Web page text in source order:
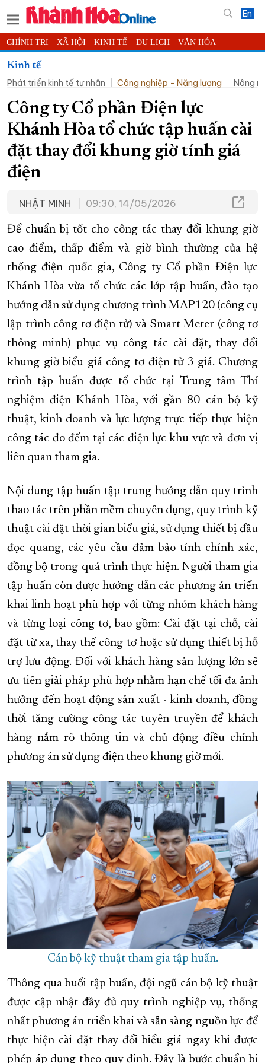
En
CHÍNH TRỊ XÃ HỘI KINH TẾ DU LỊCH VĂN HÓA
THỂ THAO
KHOA HỌC - CÔNG NGHỆ PHÁP LUẬT BẠN ĐỌC PHÓNG SỰ
THẾ GIỚI MULTIMEDIA VIDEO ĐỌC BÁO ONLINE
PODCAST THÔNG TIN - QUẢNG CÁO
QUY HOẠCH TỈNH KHÁNH HÒA
TRƯỜNG SA BIỂN ĐẢO QUÊ HƯƠNG
CHUNG TAY CẢI CÁCH HÀNH CHÍNH
XÂY DỰNG NÔNG THÔN MỚI LỊCH CẮT ĐIỆN
TÀU - XE - MÁY BAY
KỶ NIỆM 370 NĂM XÂY DỰNG VÀ PHÁT TRIỂN TỈNH KHÁNH HÒA
KHOẢNH KHẮC ĐẸP XỨ TRẦM
XÂY DỰNG KHÁNH HÒA TRỞ THÀNH THÀNH PHỐ TRỰC THUỘC
ĐẠI HỘI ĐẢNG CÁC CẤP TRANG CHỦ VỀ BÁO KHÁNH HÒA
Kinh tế
Phát triển kinh tế tư nhân
Công nghiệp - Năng lượng Nông
Công ty Cổ phần Điện lực
Khánh Hòa tổ chức tập huấn cài
đặt thay đổi khung giờ tính giá
điện
NHẬT MINH 09:30, 14/05/2026
Để chuẩn bị tốt cho công tác thay đổi khung giờ
cao điểm, thấp điểm và giờ bình thường của hệ
thống điện quốc gia, Công ty Cổ phần Điện lực
Khánh Hòa vừa tổ chức các lớp tập huấn, đào tạo
hướng dẫn sử dụng chương trình MAP120 (công cụ
lập trình công tơ điện tử) và Smart Meter (công tơ
thông minh) phục vụ công tác cài đặt, thay đổi
khung giờ biểu giá công tơ điện tử 3 giá. Chương
trình tập huấn được tổ chức tại Trung tâm Thí
nghiệm điện Khánh Hòa, với gần 80 cán bộ kỹ
thuật, kinh doanh và lực lượng trực tiếp thực hiện
công tác đo đếm tại các điện lực khu vực và đơn vị
liên quan tham gia.
Nội dung tập huấn tập trung hướng dẫn quy trình
thao tác trên phần mềm chuyên dụng, quy trình kỹ
thuật cài đặt thời gian biểu giá, sử dụng thiết bị đầu
đọc quang, các yêu cầu đảm bảo tính chính xác,
đồng bộ trong quá trình thực hiện. Người tham gia
tập huấn còn được hướng dẫn các phương án triển
khai linh hoạt phù hợp với từng nhóm khách hàng
và từng loại công tơ, bao gồm: Cài đặt tại chỗ, cài
đặt từ xa, thay thế công tơ hoặc sử dụng thiết bị hỗ
trợ lưu động. Đối với khách hàng sản lượng lớn sẽ
ưu tiên giải pháp phù hợp nhằm hạn chế tối đa ảnh
hưởng đến hoạt động sản xuất - kinh doanh, đồng
thời tăng cường công tác tuyên truyền để khách
hàng nắm rõ thông tin và chủ động điều chỉnh
phương án sử dụng điện theo khung giờ mới.
Cán bộ kỹ thuật tham gia tập huấn.
Thông qua buổi tập huấn, đội ngũ cán bộ kỹ thuật
được cập nhật đầy đủ quy trình nghiệp vụ, thống
nhất phương án triển khai và sẵn sàng nguồn lực để
thực hiện cài đặt thay đổi biểu giá ngay khi được
phép áp dụng theo quy định. Đây là bước chuẩn bị